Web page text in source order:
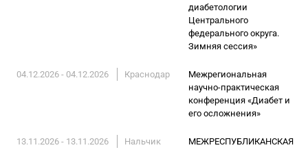
диабетологии
Центрального
федерального округа.
Зимняя сессия»
04.12.2026 - 04.12.2026 Краснодар
Межрегиональная
научно-практическая
конференция «Диабет и
его осложнения»
13.11.2026 - 13.11.2026 Нальчик
МЕЖРЕСПУБЛИКАНСКАЯ